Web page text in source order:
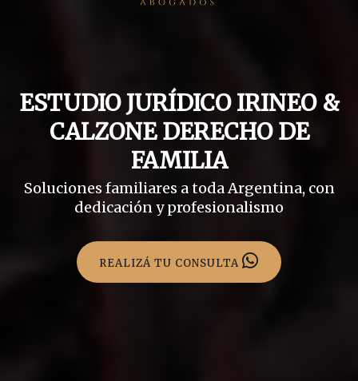
ESTUDIO JURÍDICO IRINEO &
CALZONE DERECHO DE
FAMILIA
Soluciones familiares a toda Argentina, con
dedicación y profesionalismo
REALIZÁ TU CONSULTA